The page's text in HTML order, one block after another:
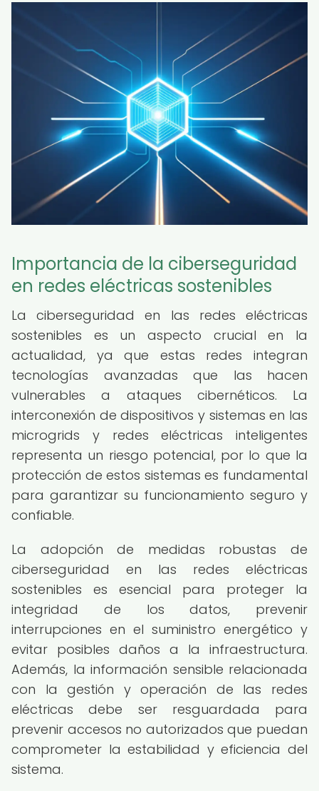
Importancia de la ciberseguridad
en redes eléctricas sostenibles
La ciberseguridad en las redes eléctricas
sostenibles es un aspecto crucial en la
actualidad, ya que estas redes integran
tecnologías avanzadas que las hacen
vulnerables a ataques cibernéticos. La
interconexión de dispositivos y sistemas en las
microgrids y redes eléctricas inteligentes
representa un riesgo potencial, por lo que la
protección de estos sistemas es fundamental
para garantizar su funcionamiento seguro y
confiable.
La adopción de medidas robustas de
ciberseguridad en las redes eléctricas
sostenibles es esencial para proteger la
integridad de los datos, prevenir
interrupciones en el suministro energético y
evitar posibles daños a la infraestructura.
Además, la información sensible relacionada
con la gestión y operación de las redes
eléctricas debe ser resguardada para
prevenir accesos no autorizados que puedan
comprometer la estabilidad y eficiencia del
sistema.